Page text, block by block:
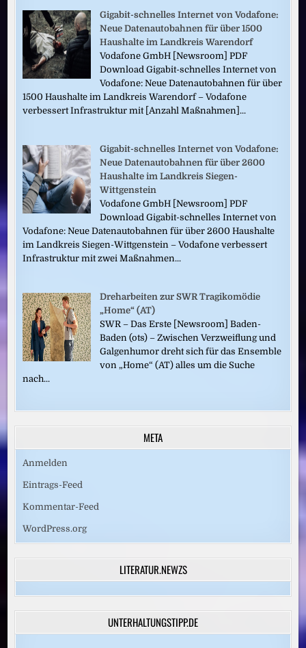
Gigabit-schnelles Internet von Vodafone:
Neue Datenautobahnen für über 1500
Haushalte im Landkreis Warendorf
Vodafone GmbH [Newsroom] PDF
Download Gigabit-schnelles Internet von
Vodafone: Neue Datenautobahnen für über
1500 Haushalte im Landkreis Warendorf – Vodafone
verbessert Infrastruktur mit [Anzahl Maßnahmen]...
Gigabit-schnelles Internet von Vodafone:
Neue Datenautobahnen für über 2600
Haushalte im Landkreis Siegen-
Wittgenstein
Vodafone GmbH [Newsroom] PDF
Download Gigabit-schnelles Internet von
Vodafone: Neue Datenautobahnen für über 2600 Haushalte
im Landkreis Siegen-Wittgenstein – Vodafone verbessert
Infrastruktur mit zwei Maßnahmen...
Dreharbeiten zur SWR Tragikomödie
„Home“ (AT)
SWR – Das Erste [Newsroom] Baden-
Baden (ots) – Zwischen Verzweiflung und
Galgenhumor dreht sich für das Ensemble
von „Home“ (AT) alles um die Suche
nach...
META
Anmelden
Eintrags-Feed
Kommentar-Feed
WordPress.org
LITERATUR.NEWZS
UNTERHALTUNGSTIPP.DE